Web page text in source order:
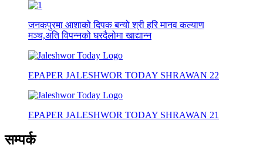
जनकपुरमा आशाको दिपक बन्यो श्री हरि मानव कल्याण
मञ्च,अति विपन्नको घरदैलोमा खाद्यान्न
EPAPER JALESHWOR TODAY SHRAWAN 22
EPAPER JALESHWOR TODAY SHRAWAN 21
सम्पर्क